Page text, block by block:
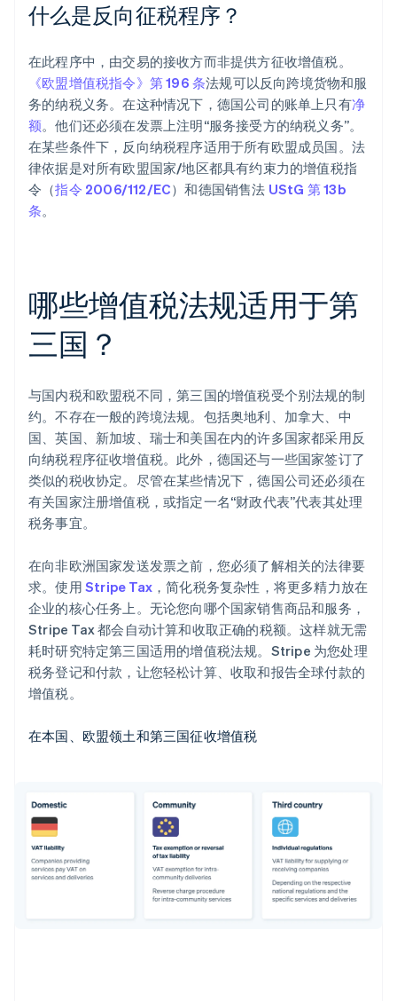
什么是反向征税程序？
在此程序中，由交易的接收方而非提供方征收增值税。
《欧盟增值税指令》第 196 条法规可以反向跨境货物和服
务的纳税义务。在这种情况下，德国公司的账单上只有净
额。他们还必须在发票上注明“服务接受方的纳税义务”。
在某些条件下，反向纳税程序适用于所有欧盟成员国。法
律依据是对所有欧盟国家/地区都具有约束力的增值税指
令（指令 2006/112/EC）和德国销售法 UStG 第 13b
条。
哪些增值税法规适用于第
三国？
与国内税和欧盟税不同，第三国的增值税受个别法规的制
约。不存在一般的跨境法规。包括奥地利、加拿大、中
国、英国、新加坡、瑞士和美国在内的许多国家都采用反
向纳税程序征收增值税。此外，德国还与一些国家签订了
类似的税收协定。尽管在某些情况下，德国公司还必须在
有关国家注册增值税，或指定一名“财政代表”代表其处理
税务事宜。
在向非欧洲国家发送发票之前，您必须了解相关的法律要
求。使用 Stripe Tax ，简化税务复杂性，将更多精力放在
企业的核心任务上。无论您向哪个国家销售商品和服务，
Stripe Tax 都会自动计算和收取正确的税额。这样就无需
耗时研究特定第三国适用的增值税法规。Stripe 为您处理
税务登记和付款，让您轻松计算、收取和报告全球付款的
增值税。
在本国、欧盟领土和第三国征收增值税